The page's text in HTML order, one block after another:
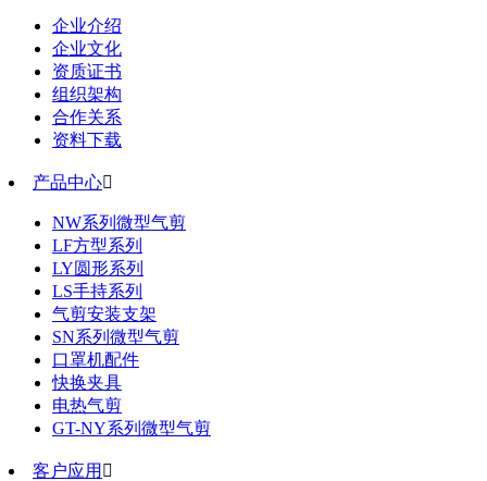
企业介绍
企业文化
资质证书
组织架构
合作关系
资料下载
产品中心
NW系列微型气剪
LF方型系列
LY圆形系列
LS手持系列
气剪安装支架
SN系列微型气剪
口罩机配件
快换夹具
电热气剪
GT-NY系列微型气剪
客户应用 